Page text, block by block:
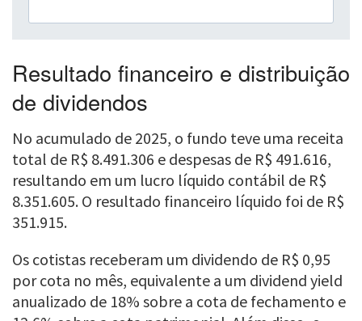
Resultado financeiro e distribuição
de dividendos
No acumulado de 2025, o fundo teve uma receita
total de R$ 8.491.306 e despesas de R$ 491.616,
resultando em um lucro líquido contábil de R$
8.351.605. O resultado financeiro líquido foi de R$
351.915.
Os cotistas receberam um dividendo de R$ 0,95
por cota no mês, equivalente a um dividend yield
anualizado de 18% sobre a cota de fechamento e